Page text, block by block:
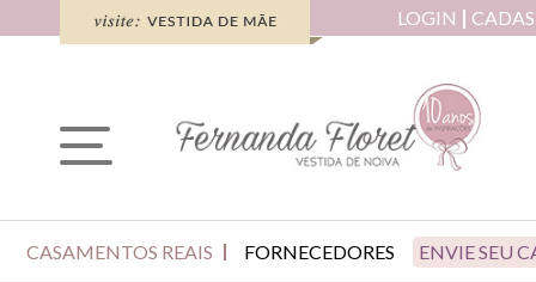
LOGIN
CASAMENTOS REAIS FORNECEDORES ENVIE SEU